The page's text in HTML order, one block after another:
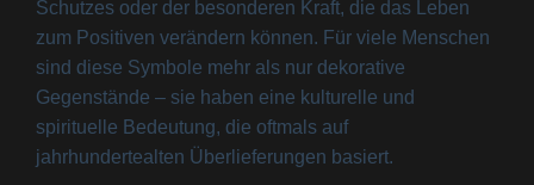
Schutzes oder der besonderen Kraft, die das Leben
zum Positiven verändern können. Für viele Menschen
sind diese Symbole mehr als nur dekorative
Gegenstände – sie haben eine kulturelle und
spirituelle Bedeutung, die oftmals auf
jahrhundertealten Überlieferungen basiert.